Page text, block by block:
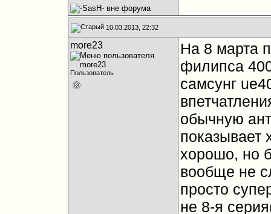
10.03.2013, 22:32
more23
Пользователь
На 8 марта
филипса
самсунг
обычную
показывает
хорошо, но
вообще не
просто
не 8-я